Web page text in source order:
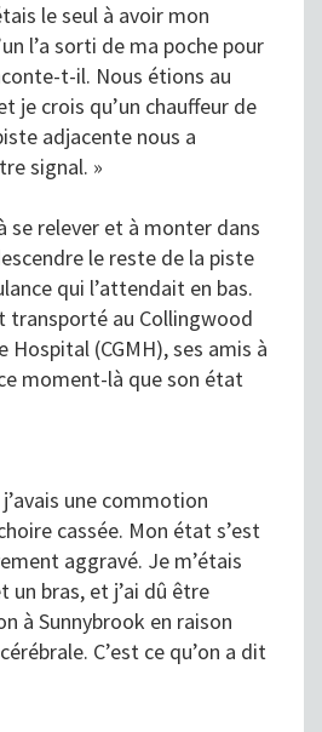
le seul à avoir mon
l’a sorti de ma poche pour
t-il. Nous étions au
je crois qu’un chauffeur de
adjacente nous a
signal. »
se relever et à monter dans
le reste de la piste
qui l’attendait en bas.
transporté au Collingwood
Hospital (CGMH), ses amis à
moment-là que son état
une commotion
cassée. Mon état s’est
aggravé. Je m’étais
un bras, et j’ai dû être
à Sunnybrook en raison
C’est ce qu’on a dit